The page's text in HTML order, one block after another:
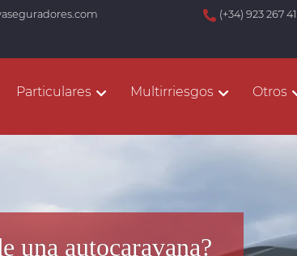
(+34) 923 267
Particulares Multirriesgos Otros
una autocaravana?